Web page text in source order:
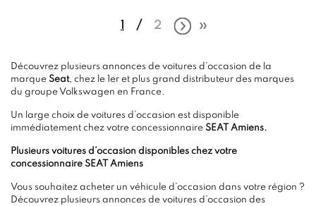
2
Découvrez plusieurs annonces de voitures d’occasion de la
marque Seat, chez le 1er et plus grand distributeur des marques
du groupe Volkswagen en France.
Un large choix de voitures d’occasion est disponible
immédiatement chez votre concessionnaire SEAT Amiens.
Plusieurs voitures d’occasion disponibles chez votre
concessionnaire SEAT Amiens
Vous souhaitez acheter un véhicule d’occasion dans votre région ?
Découvrez plusieurs annonces de voitures d’occasion des